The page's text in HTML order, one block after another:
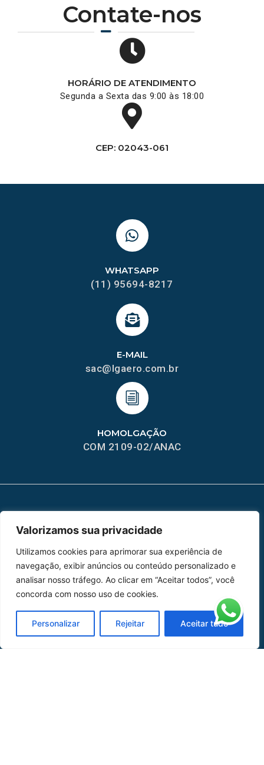
Valorizamos sua privacidade
Utilizamos cookies para aprimorar sua experiência de
navegação, exibir anúncios ou conteúdo personalizado e
analisar nosso tráfego. Ao clicar em “Aceitar todos”, você
concorda com nosso uso de cookies.
Personalizar Rejeitar Aceitar tudo
Contate-nos
HORÁRIO DE ATENDIMENTO
Segunda a Sexta das 9:00 às 18:00
CEP: 02043-061
HOMOLGAÇÃO
COM 2109-02/ANAC
E-MAIL
sac@lgaero.com.br
WHATSAPP
(11) 95694-8217
Peças
Catálogo de Aplicações
Oficina de Mangueiras